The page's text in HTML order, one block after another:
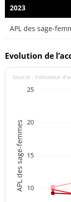
2023
APL des sage-
Evolution de
APL des sage-femmes
Source : indicateur
10
15
20
25